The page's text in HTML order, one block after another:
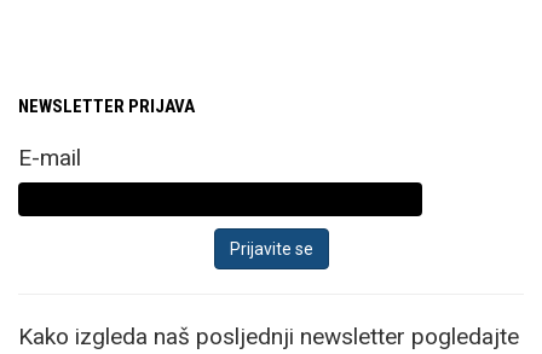
NEWSLETTER PRIJAVA
E-mail
Kako izgleda naš posljednji newsletter pogledajte